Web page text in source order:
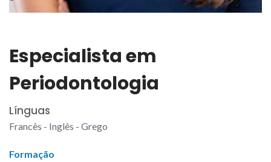
Especialista em
Periodontologia
Línguas
Francês - Inglês - Grego
Formação